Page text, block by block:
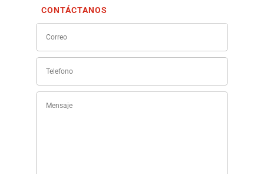
CONTÁCTANOS